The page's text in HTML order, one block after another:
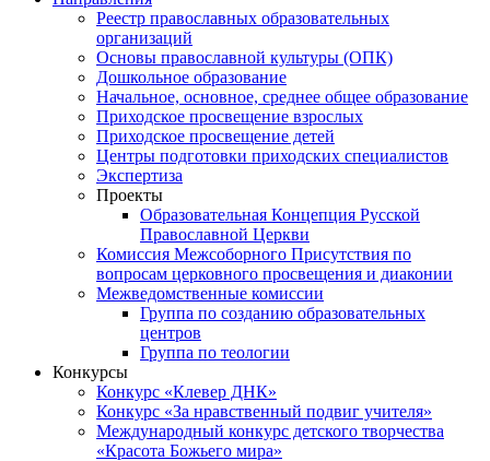
Реестр православных образовательных
организаций
Основы православной культуры (ОПК)
Дошкольное образование
Начальное, основное, среднее общее образование
Приходское просвещение взрослых
Приходское просвещение детей
Центры подготовки приходских специалистов
Экспертиза
Проекты
Образовательная Концепция Русской
Православной Церкви
Комиссия Межсоборного Присутствия по
вопросам церковного просвещения и диаконии
Межведомственные комиссии
Группа по созданию образовательных
центров
Группа по теологии
Конкурсы
Конкурс «Клевер ДНК»
Конкурс «За нравственный подвиг учителя»
Международный конкурс детского творчества
«Красота Божьего мира»